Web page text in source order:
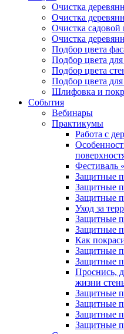
Очистка
Очистка
Очистка садовой
Очистка
Подбор цвета
Подбор цвета
Подбор цвета
Подбор цвета для
Шлифовка и
События
Вебинары
Практикумы
Работа с
Фестиваль
Защитные
Защитные
Защитные
Уход за
Защитные
Защитные
Как
Защитные
Защитные
Проснись,
жизни
Защитные
Защитные
Защитные
Защитные